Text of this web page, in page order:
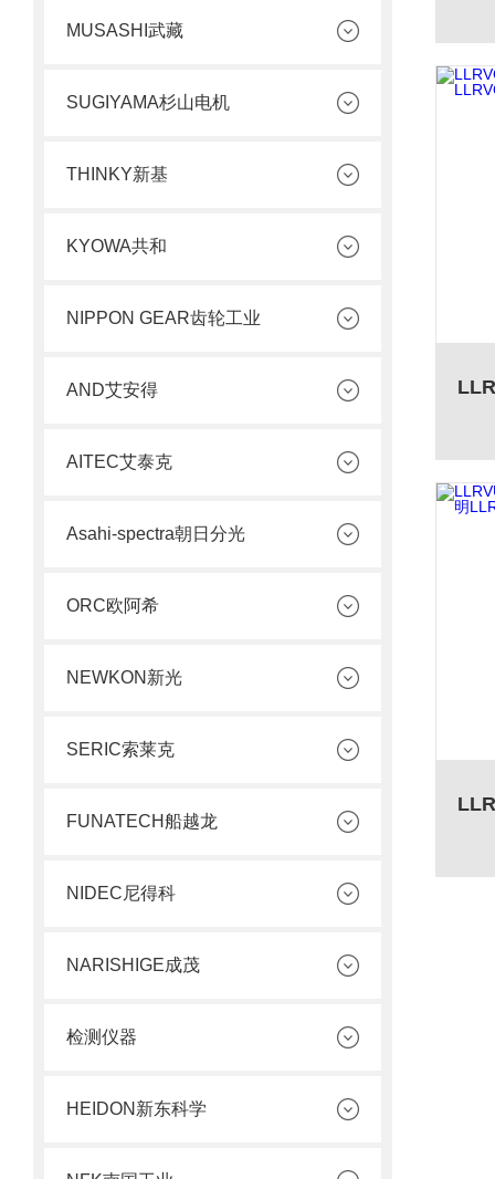
MUSASHI武藏
SUGIYAMA杉山电机
THINKY新基
KYOWA共和
NIPPON GEAR齿轮工业
AND艾安得
AITEC艾泰克
Asahi-spectra朝日分光
ORC欧阿希
NEWKON新光
SERIC索莱克
FUNATECH船越龙
NIDEC尼得科
NARISHIGE成茂
检测仪器
HEIDON新东科学